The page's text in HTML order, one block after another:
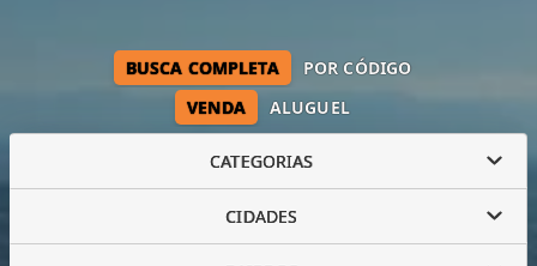
VENDA ALUGUEL
BUSCA COMPLETA POR CÓDIGO
CATEGORIAS
CIDADES